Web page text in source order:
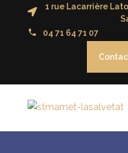
1 rue Lacarrière
04 71 64 71 07